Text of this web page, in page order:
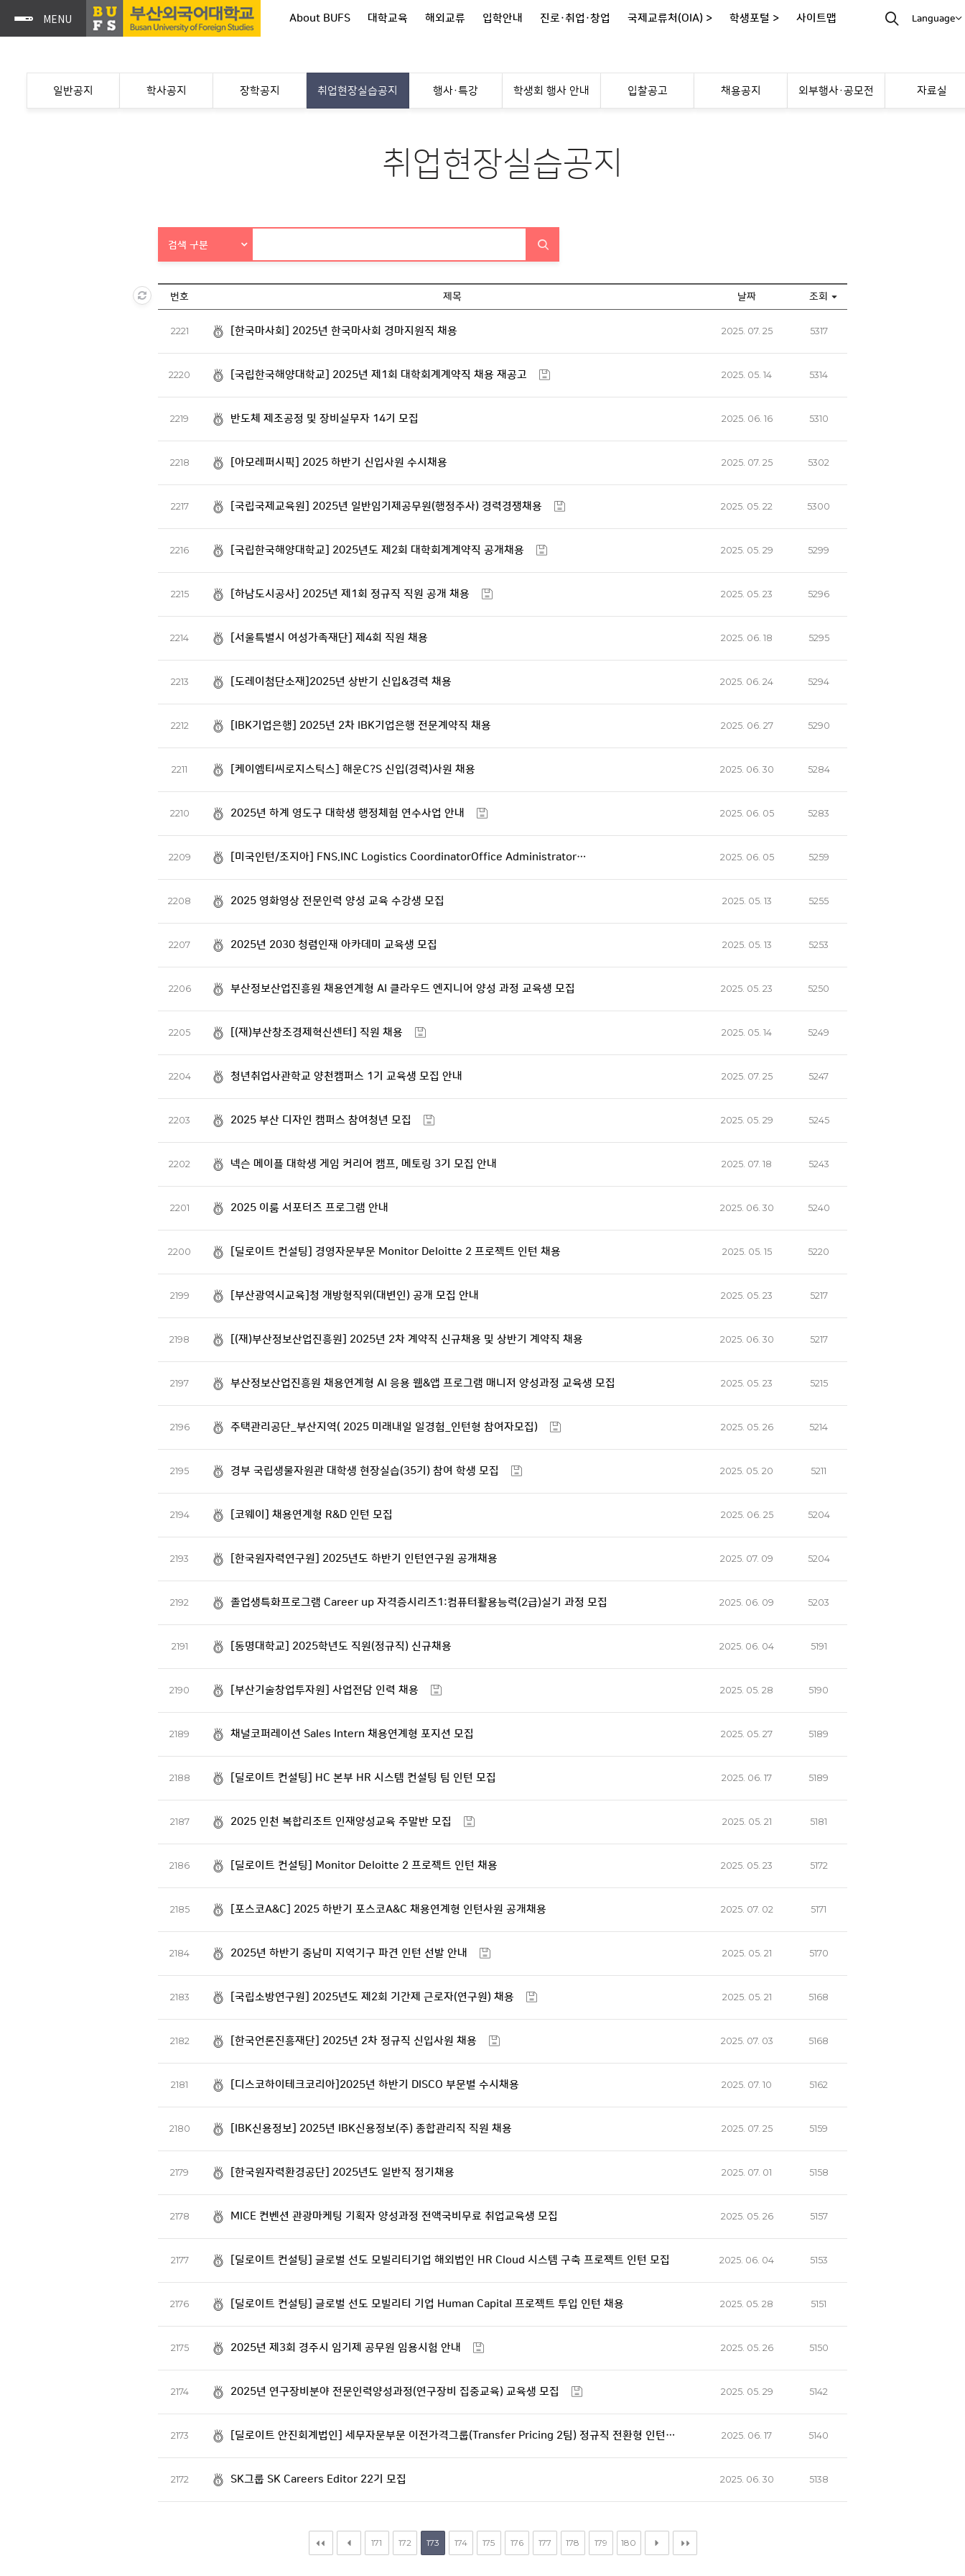
About BUFS 대학교육 해외교류 입학안내 진로·취업·창업 국제교류처(OIA) > 학생포털 > 사이트맵 Language
일반공지 학사공지 장학공지 취업현장실습공지 행사·특강 학생회 행사 안내 입찰공고 채용공지 외부행사·공모전 자료실
취업현장실습공지
검색 구분
번호 제목 날짜 조회
2221 [한국마사회] 2025년 한국마사회 경마지원직 채용 2025. 07. 25 5317
2220 [국립한국해양대학교] 2025년 제1회 대학회계계약직 채용 재공고 2025. 05. 14 5314
2219 반도체 제조공정 및 장비실무자 14기 모집 2025. 06. 16 5310
2218 [아모레퍼시픽] 2025 하반기 신입사원 수시채용 2025. 07. 25 5302
2217 [국립국제교육원] 2025년 일반임기제공무원(행정주사) 경력경쟁채용 2025. 05. 22 5300
2216 [국립한국해양대학교] 2025년도 제2회 대학회계계약직 공개채용 2025. 05. 29 5299
2215 [하남도시공사] 2025년 제1회 정규직 직원 공개 채용 2025. 05. 23 5296
2214 [서울특별시 여성가족재단] 제4회 직원 채용 2025. 06. 18 5295
2213 [도레이첨단소재]2025년 상반기 신입&경력 채용 2025. 06. 24 5294
2212 [IBK기업은행] 2025년 2차 IBK기업은행 전문계약직 채용 2025. 06. 27 5290
2211 [케이엠티씨로지스틱스] 해운C?S 신입(경력)사원 채용 2025. 06. 30 5284
2210 2025년 하계 영도구 대학생 행정체험 연수사업 안내 2025. 06. 05 5283
2209 [미국인턴/조지아] FNS.INC Logistics CoordinatorOffice Administrator… 2025. 06. 05 5259
2208 2025 영화영상 전문인력 양성 교육 수강생 모집 2025. 05. 13 5255
2207 2025년 2030 청렴인재 아카데미 교육생 모집 2025. 05. 13 5253
2206 부산정보산업진흥원 채용연계형 AI 클라우드 엔지니어 양성 과정 교육생 모집 2025. 05. 23 5250
2205 [(재)부산창조경제혁신센터] 직원 채용 2025. 05. 14 5249
2204 청년취업사관학교 양천캠퍼스 1기 교육생 모집 안내 2025. 07. 25 5247
2203 2025 부산 디자인 캠퍼스 참여청년 모집 2025. 05. 29 5245
2202 넥슨 메이플 대학생 게임 커리어 캠프, 메토링 3기 모집 안내 2025. 07. 18 5243
2201 2025 이룸 서포터즈 프로그램 안내 2025. 06. 30 5240
2200 [딜로이트 컨설팅] 경영자문부문 Monitor Deloitte 2 프로젝트 인턴 채용 2025. 05. 15 5220
2199 [부산광역시교육]청 개방형직위(대변인) 공개 모집 안내 2025. 05. 23 5217
2198 [(재)부산정보산업진흥원] 2025년 2차 계약직 신규채용 및 상반기 계약직 채용 2025. 06. 30 5217
2197 부산정보산업진흥원 채용연계형 AI 응용 웹&앱 프로그램 매니저 양성과정 교육생 모집 2025. 05. 23 5215
2196 주택관리공단_부산지역( 2025 미래내일 일경험_인턴형 참여자모집) 2025. 05. 26 5214
2195 경부 국립생물자원관 대학생 현장실습(35기) 참여 학생 모집 2025. 05. 20 5211
2194 [코웨이] 채용연계형 R&D 인턴 모집 2025. 06. 25 5204
2193 [한국원자력연구원] 2025년도 하반기 인턴연구원 공개채용 2025. 07. 09 5204
2192 졸업생특화프로그램 Career up 자격증시리즈1:컴퓨터활용능력(2급)실기 과정 모집 2025. 06. 09 5203
2191 [동명대학교] 2025학년도 직원(정규직) 신규채용 2025. 06. 04 5191
2190 [부산기술창업투자원] 사업전담 인력 채용 2025. 05. 28 5190
2189 채널코퍼레이션 Sales Intern 채용연계형 포지션 모집 2025. 05. 27 5189
2188 [딜로이트 컨설팅] HC 본부 HR 시스템 컨설팅 팀 인턴 모집 2025. 06. 17 5189
2187 2025 인천 복합리조트 인재양성교육 주말반 모집 2025. 05. 21 5181
2186 [딜로이트 컨설팅] Monitor Deloitte 2 프로젝트 인턴 채용 2025. 05. 23 5172
2185 [포스코A&C] 2025 하반기 포스코A&C 채용연계형 인턴사원 공개채용 2025. 07. 02 5171
2184 2025년 하반기 중남미 지역기구 파견 인턴 선발 안내 2025. 05. 21 5170
2183 [국립소방연구원] 2025년도 제2회 기간제 근로자(연구원) 채용 2025. 05. 21 5168
2182 [한국언론진흥재단] 2025년 2차 정규직 신입사원 채용 2025. 07. 03 5168
2181 [디스코하이테크코리아]2025년 하반기 DISCO 부문별 수시채용 2025. 07. 10 5162
2180 [IBK신용정보] 2025년 IBK신용정보(주) 종합관리직 직원 채용 2025. 07. 25 5159
2179 [한국원자력환경공단] 2025년도 일반직 정기채용 2025. 07. 01 5158
2178 MICE 컨벤션 관광마케팅 기획자 양성과정 전액국비무료 취업교육생 모집 2025. 05. 26 5157
2177 [딜로이트 컨설팅] 글로벌 선도 모빌리티기업 해외법인 HR Cloud 시스템 구축 프로젝트 인턴 모집 2025. 06. 04 5153
2176 [딜로이트 컨설팅] 글로벌 선도 모빌리티 기업 Human Capital 프로젝트 투입 인턴 채용 2025. 05. 28 5151
2175 2025년 제3회 경주시 임기제 공무원 임용시험 안내 2025. 05. 26 5150
2174 2025년 연구장비분야 전문인력양성과정(연구장비 집중교육) 교육생 모집 2025. 05. 29 5142
2173 [딜로이트 안진회계법인] 세무자문부문 이전가격그룹(Transfer Pricing 2팀) 정규직 전환형 인턴… 2025. 06. 17 5140
2172 SK그룹 SK Careers Editor 22기 모집 2025. 06. 30 5138
171 172 173 174 175 176 177 178 179 180